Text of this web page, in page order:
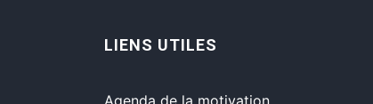
LIENS UTILES
Agenda de la motivation